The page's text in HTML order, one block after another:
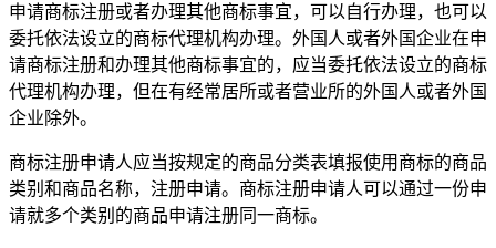
申请商标注册或者办理其他商标事宜，可以自行办理，也可以
委托依法设立的商标代理机构办理。外国人或者外国企业在申
请商标注册和办理其他商标事宜的，应当委托依法设立的商标
代理机构办理，但在有经常居所或者营业所的外国人或者外国
企业除外。
商标注册申请人应当按规定的商品分类表填报使用商标的商品
类别和商品名称，注册申请。商标注册申请人可以通过一份申
请就多个类别的商品申请注册同一商标。